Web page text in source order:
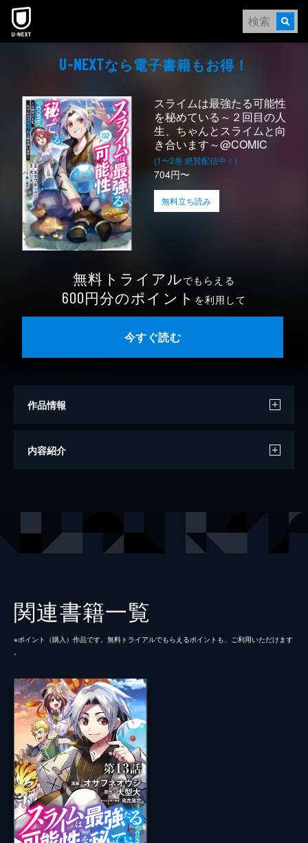
本文へスキップ
U-NEXTなら電⼦書籍もお得！
スライムは最強たる可能性
を秘めている～２回目の人
生、ちゃんとスライムと向
き合います～@COMIC
(1〜2巻 絶賛配信中！)
704円〜
無料立ち読み
無料トライアルでもらえる
600円分のポイント を利用して
今すぐ読む
作品情報
漫画
レーベル コロナ・コミックス
内容紹介
関連書籍一覧
※ポイント（購⼊）作品です。無料トライアルでもらえるポイントも、ご利⽤いただけます
。